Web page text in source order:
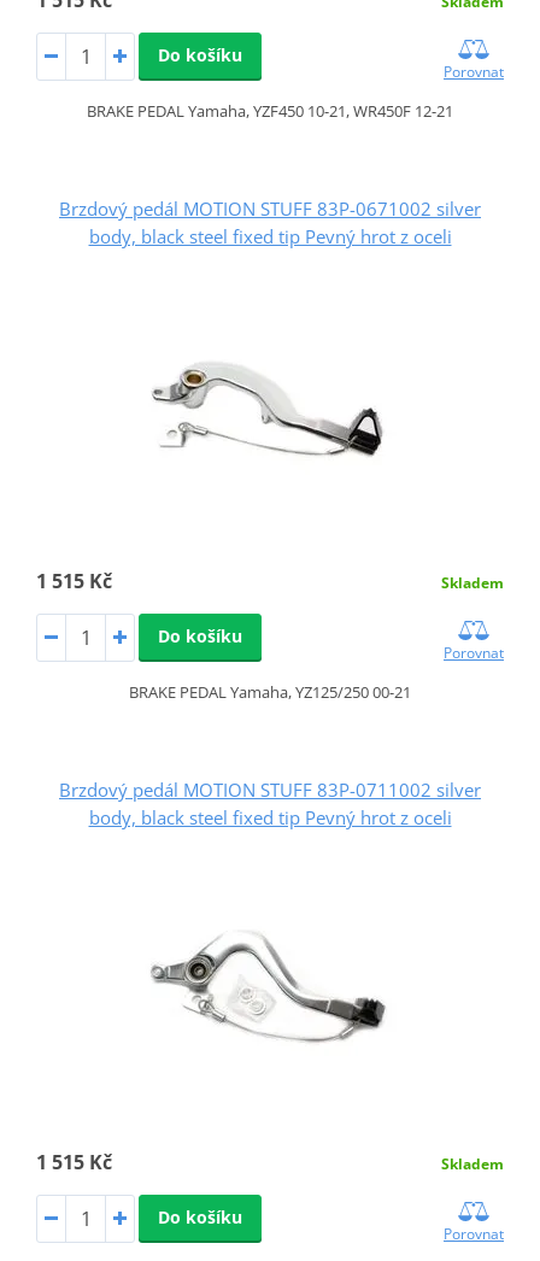
Do košíku
Porovnat
BRAKE PEDAL Yamaha, YZF450 10-21, WR450F 12-21
Brzdový pedál MOTION STUFF 83P-0671002 silver
body, black steel fixed tip Pevný hrot z oceli
1 515 Kč Skladem
Do košíku
Porovnat
BRAKE PEDAL Yamaha, YZ125/250 00-21
Brzdový pedál MOTION STUFF 83P-0711002 silver
body, black steel fixed tip Pevný hrot z oceli
1 515 Kč Skladem
Do košíku
Porovnat